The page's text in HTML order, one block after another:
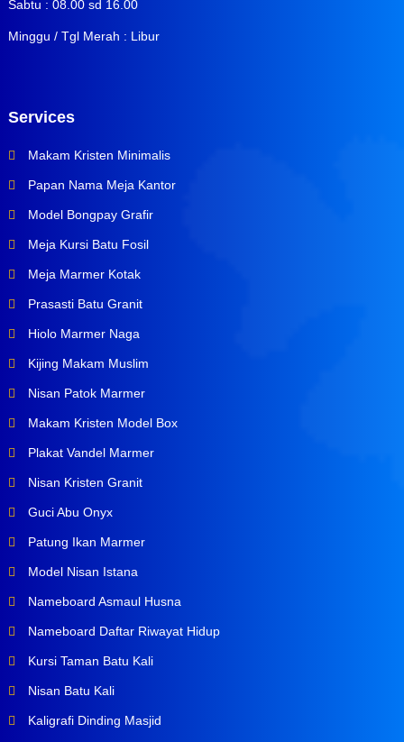
Sabtu : 08.00 sd 16.00
Minggu / Tgl Merah : Libur
Services
Makam Kristen Minimalis
Papan Nama Meja Kantor
Model Bongpay Grafir
Meja Kursi Batu Fosil
Meja Marmer Kotak
Prasasti Batu Granit
Hiolo Marmer Naga
Kijing Makam Muslim
Nisan Patok Marmer
Makam Kristen Model Box
Plakat Vandel Marmer
Nisan Kristen Granit
Guci Abu Onyx
Patung Ikan Marmer
Model Nisan Istana
Nameboard Asmaul Husna
Nameboard Daftar Riwayat Hidup
Kursi Taman Batu Kali
Nisan Batu Kali
Kaligrafi Dinding Masjid